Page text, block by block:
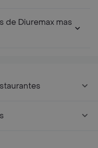
de Diuremax mas